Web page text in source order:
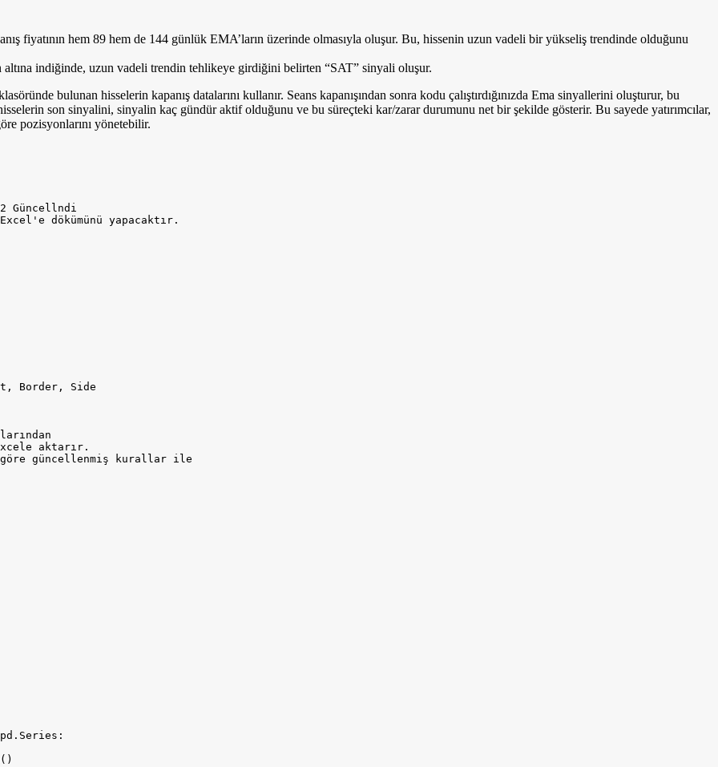
fiyatının hem 89 hem de 144 günlük EMA’ların üzerinde olmasıyla oluşur. Bu, hissenin uzun vadeli bir yükseliş trendinde olduğunu
indiğinde, uzun vadeli trendin tehlikeye girdiğini belirten “SAT” sinyali oluşur.
bulunan hisselerin kapanış datalarını kullanır. Seans kapanışından sonra kodu çalıştırdığınızda Ema sinyallerini oluşturur, bu
son sinyalini, sinyalin kaç gündür aktif olduğunu ve bu süreçteki kar/zarar durumunu net bir şekilde gösterir. Bu sayede yatırımcılar,
pozisyonlarını yönetebilir.
Güncellndi
dökümünü yapacaktır.